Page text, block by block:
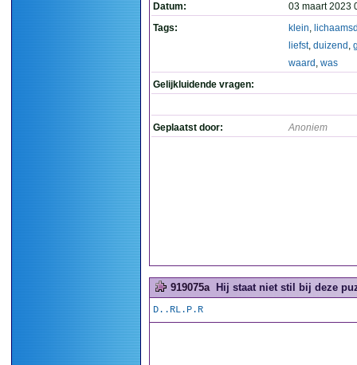
Datum:
03 maart 2023
Tags:
klein,
liefst, duizend ,
waard , was
Gelijkluidende vragen:
Geplaatst door: Anoniem
919075a Hij staat niet stil bij deze
D..RL.P.R